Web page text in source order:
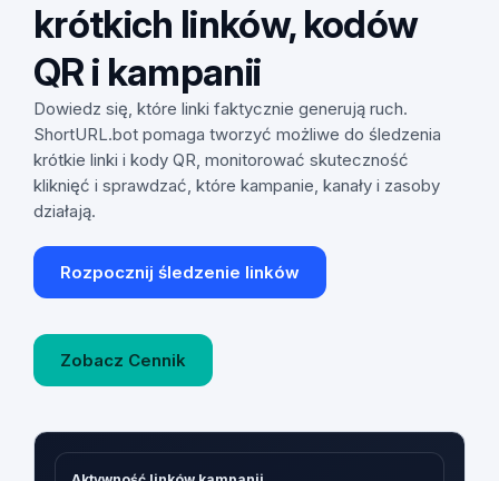
krótkich linków, kodów
QR i kampanii
Dowiedz się, które linki faktycznie generują ruch.
ShortURL.bot pomaga tworzyć możliwe do śledzenia
krótkie linki i kody QR, monitorować skuteczność
kliknięć i sprawdzać, które kampanie, kanały i zasoby
działają.
Rozpocznij śledzenie linków
Zobacz Cennik